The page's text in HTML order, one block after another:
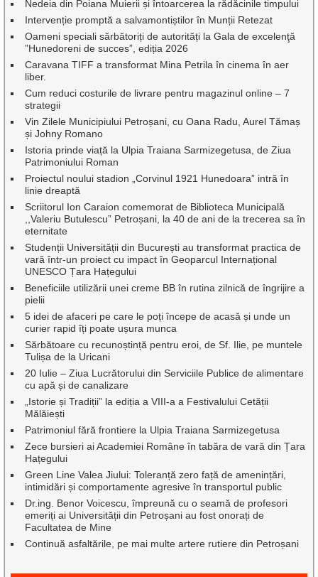
Nedeia din Poiana Muierii și întoarcerea la rădăcinile timpului
Intervenție promptă a salvamontiștilor în Munții Retezat
Oameni speciali sărbătoriți de autorități la Gala de excelenţă
”Hunedoreni de succes”, ediția 2026
Caravana TIFF a transformat Mina Petrila în cinema în aer
liber.
Cum reduci costurile de livrare pentru magazinul online – 7
strategii
Vin Zilele Municipiului Petroșani, cu Oana Radu, Aurel Tămaș
și Johny Romano
Istoria prinde viață la Ulpia Traiana Sarmizegetusa, de Ziua
Patrimoniului Roman
Proiectul noului stadion „Corvinul 1921 Hunedoara” intră în
linie dreaptă
Scriitorul Ion Caraion comemorat de Biblioteca Municipală
,,Valeriu Butulescu” Petroșani, la 40 de ani de la trecerea sa în
eternitate
Studenții Universității din București au transformat practica de
vară într-un proiect cu impact în Geoparcul Internațional
UNESCO Țara Hațegului
Beneficiile utilizării unei creme BB în rutina zilnică de îngrijire a
pielii
5 idei de afaceri pe care le poți începe de acasă și unde un
curier rapid îți poate ușura munca
Sărbătoare cu recunoștință pentru eroi, de Sf. Ilie, pe muntele
Tulișa de la Uricani
20 Iulie – Ziua Lucrătorului din Serviciile Publice de alimentare
cu apă și de canalizare
„Istorie și Tradiții” la ediția a VIII-a a Festivalului Cetății
Mălăiești
Patrimoniul fără frontiere la Ulpia Traiana Sarmizegetusa
Zece bursieri ai Academiei Române în tabăra de vară din Țara
Hațegului
Green Line Valea Jiului: Toleranță zero față de amenințări,
intimidări și comportamente agresive în transportul public
Dr.ing. Benor Voicescu, împreună cu o seamă de profesori
emeriți ai Universității din Petroșani au fost onorați de
Facultatea de Mine
Continuă asfaltările, pe mai multe artere rutiere din Petroșani